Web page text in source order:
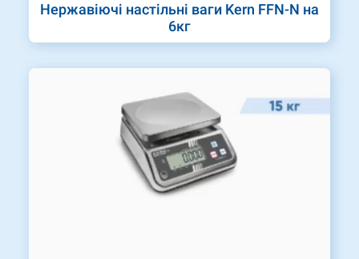
Нержавіючі настільні ваги Kern FFN-N на
6кг